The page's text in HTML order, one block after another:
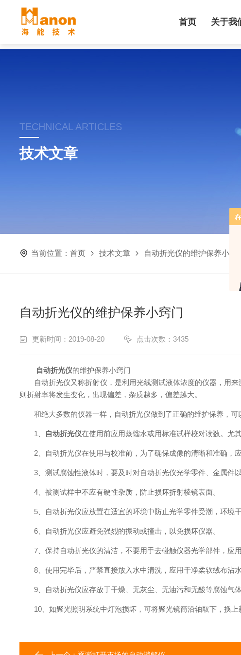
首页 关于我
TECHNICAL ARTICLES
技术文章
当前位置： 首页 技术文章 自动折光仪的维护保养小窍门
自动折光仪的维护保养小窍门
更新时间：2019-08-20 点击次数：3435
自动折光仪的维护保养小窍门
自动折光仪又称折射仪，是利用光线测试液体浓度的仪器，用来
则折射率将发生变化，出现偏差，杂质越多，偏差越大。
和绝大多数的仪器一样，自动折光仪做到了正确的维护保养，可
1、 自动折光仪在使用前应用蒸馏水或用标准试样校对读数。尤
2、自动折光仪在使用与校准前，为了确保成像的清晰和准确，应
3、测试腐蚀性液体时，要及时对自动折光仪光学零件、金属件以
4、被测试样中不应有硬性杂质，防止损坏折射棱镜表面。
5、自动折光仪应放置在适宜的环境中防止光学零件受潮，环境干
6、自动折光仪应避免强烈的振动或撞击，以免损坏仪器。
7、保持自动折光仪的清洁，不要用手去碰触仪器光学部件，应用
8、使用完毕后，严禁直接放入水中清洗，应用干净柔软绒布沾水
9、自动折光仪应存放于干燥、无灰尘、无油污和无酸等腐蚀气体
10、如聚光照明系统中灯泡损坏，可将聚光镜筒沿轴取下，换上